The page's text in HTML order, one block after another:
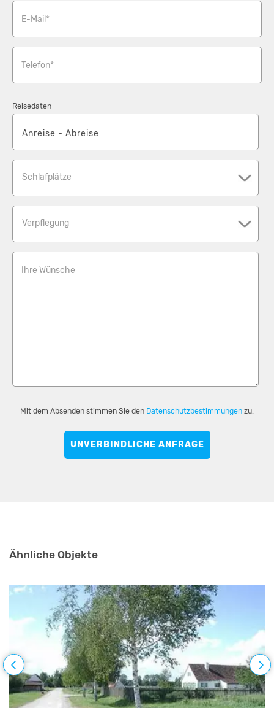
E-Mail*
Telefon*
Reisedaten
Schlafplätze
Verpflegung
Ihre Wünsche
Mit dem Absenden stimmen Sie den Datenschutzbestimmungen zu.
UNVERBINDLICHE ANFRAGE
Ähnliche Objekte